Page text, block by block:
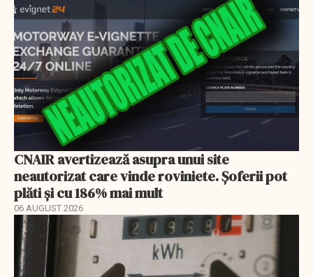
CNAIR avertizează asupra unui site
neautorizat care vinde roviniete. Șoferii pot
plăti și cu 186% mai mult
06 AUGUST 2026